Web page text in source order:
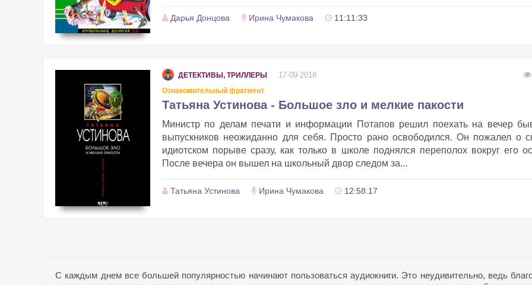
Дарья Донцова Ирина Чумакова 11:11:33
ДЕТЕКТИВЫ, ТРИЛЛЕРЫ 17-09-2018
Ознакомительный фрагмент
Татьяна Устинова - Большое зло и мелкие пакости
Министр по делам печати и информации Потапов решил поехать на вечер
выпускников неожиданно для себя. Просто рано освободился. Он пожалел о
идиотском порыве сразу, как только в школе поднялся переполох вокруг его
После вечера он вышел на школьный двор следом за...
Татьяна Устинова Ирина Чумакова 12:58:17
С каждым днем все большей популярностью начинают пользоваться аудиокниги. Это неудивительно, ведь